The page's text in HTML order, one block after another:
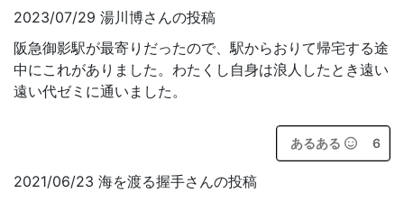
2023/07/29 湯川博さんの投稿
阪急御影駅が最寄りだったので、駅からおりて帰宅する途
中にこれがありました。わたくし自身は浪人したとき遠い
遠い代ゼミに通いました。
あるある 6
2021/06/23 海を渡る握手さんの投稿